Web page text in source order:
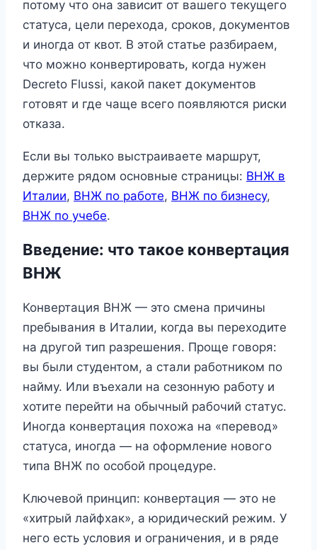
потому что она зависит от вашего текущего
статуса, цели перехода, сроков, документов
и иногда от квот. В этой статье разбираем,
что можно конвертировать, когда нужен
Decreto Flussi, какой пакет документов
готовят и где чаще всего появляются риски
отказа.
Если вы только выстраиваете маршрут,
держите рядом основные страницы: ВНЖ в
Италии, ВНЖ по работе, ВНЖ по бизнесу,
ВНЖ по учебе.
Введение: что такое конвертация
ВНЖ
Конвертация ВНЖ — это смена причины
пребывания в Италии, когда вы переходите
на другой тип разрешения. Проще говоря:
вы были студентом, а стали работником по
найму. Или въехали на сезонную работу и
хотите перейти на обычный рабочий статус.
Иногда конвертация похожа на «перевод»
статуса, иногда — на оформление нового
типа ВНЖ по особой процедуре.
Ключевой принцип: конвертация — это не
«хитрый лайфхак», а юридический режим. У
него есть условия и ограничения, и в ряде